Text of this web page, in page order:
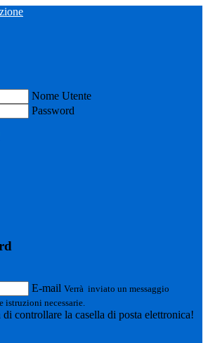
Nome Utente
Password
E-mail Verrà inviato un messaggio
necessarie.
controllare la casella di posta elettronica!